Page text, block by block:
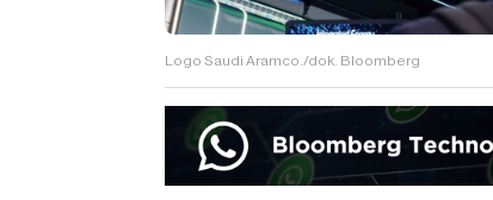
Logo Saudi Aramco./dok. Bloomberg